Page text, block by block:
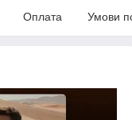
Оплата Умови